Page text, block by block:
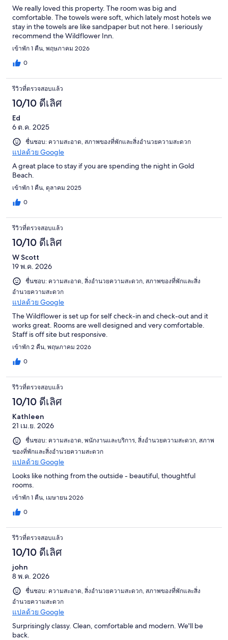
We really loved this property. The room was big and
comfortable. The towels were soft, which lately most hotels we
stay in the towels are like sandpaper but not here. I seriously
recommend the Wildflower Inn.
เข้าพัก 1 คืน, พฤษภาคม 2026
0
รีวิวที่ตรวจสอบแล้ว
10/10 ดีเลิศ
Ed
6 ต.ค. 2025
ชื่นชอบ: ความสะอาด, สภาพของที่พักและสิ่งอำนวยความสะดวก
แปลด้วย Google
A great place to stay if you are spending the night in Gold
Beach.
เข้าพัก 1 คืน, ตุลาคม 2025
0
รีวิวที่ตรวจสอบแล้ว
10/10 ดีเลิศ
W Scott
19 พ.ค. 2026
ชื่นชอบ: ความสะอาด, สิ่งอำนวยความสะดวก, สภาพของที่พักและสิ่ง
อำนวยความสะดวก
แปลด้วย Google
The Wildflower is set up for self check-in and check-out and it
works great. Rooms are well designed and very comfortable.
Staff is off site but responsive.
เข้าพัก 2 คืน, พฤษภาคม 2026
0
รีวิวที่ตรวจสอบแล้ว
10/10 ดีเลิศ
Kathleen
21 เม.ย. 2026
ชื่นชอบ: ความสะอาด, พนักงานและบริการ, สิ่งอำนวยความสะดวก, สภาพ
ของที่พักและสิ่งอำนวยความสะดวก
แปลด้วย Google
Looks like nothing from the outside - beautiful, thoughtful
rooms.
เข้าพัก 1 คืน, เมษายน 2026
0
รีวิวที่ตรวจสอบแล้ว
10/10 ดีเลิศ
john
8 พ.ค. 2026
ชื่นชอบ: ความสะอาด, สิ่งอำนวยความสะดวก, สภาพของที่พักและสิ่ง
อำนวยความสะดวก
แปลด้วย Google
Surprisingly classy. Clean, comfortable and modern. We'll be
back.